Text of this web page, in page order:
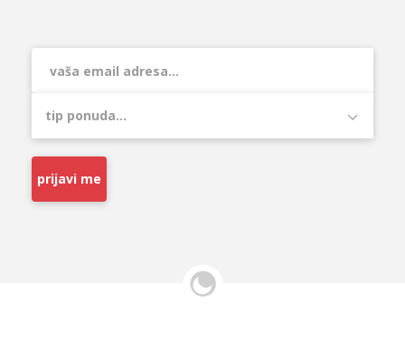
prijavi me